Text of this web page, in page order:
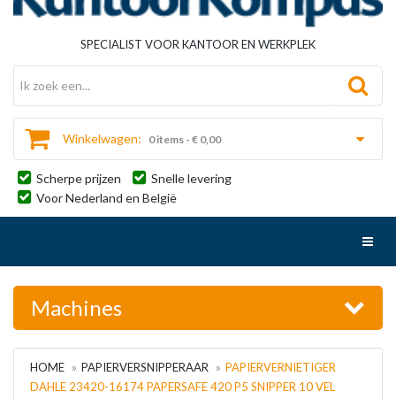
SPECIALIST VOOR KANTOOR EN WERKPLEK
Winkelwagen: 0 items - € 0,00
Scherpe prijzen
Snelle levering
Voor Nederland en België
Machines
HOME PAPIERVERSNIPPERAAR
PAPIERVERNIETIGER
DAHLE 23420-16174 PAPERSAFE 420 P5 SNIPPER 10 VEL